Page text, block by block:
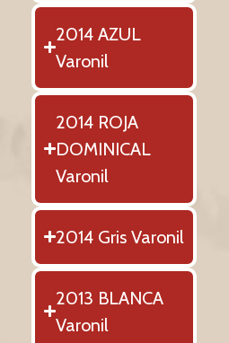
2014 AZUL
Varonil
2014 ROJA
DOMINICAL
Varonil
2014 Gris Varonil
2013 BLANCA
Varonil